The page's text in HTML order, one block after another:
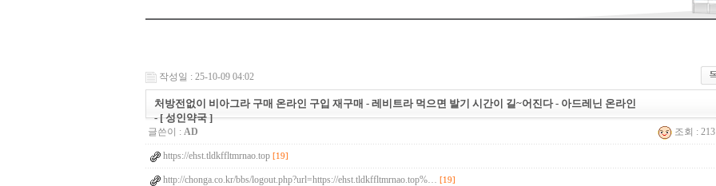
작성일 : 25-10-09 04:02
처방전없이 비아그라 구매 온라인 구입 재구매 - 레비트라 먹으면 발기 시간이 길~어진다 - 아드레닌 온라인
- [ 성인약국 ]
글쓴이 : AD 조회 :
https://ehst.tldkffltmrnao.top [19]
http://chonga.co.kr/bbs/logout.php?url=https://ehst.tldkffltmrnao.top%… [19]